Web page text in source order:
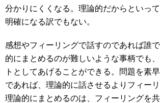
分かりにくくなる。理論的だからといっ
明確になる訳でもない。
感想やフィーリングで話すのであれば誰
的にまとめるのが難しいような事柄でも
トとしてあげることができる。問題を素
であれば、理論的に話させるよりフィーリ
理論的にまとめるのは、フィーリングを